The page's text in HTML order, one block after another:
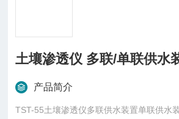
土壤渗透仪 多联/单联供水
产品简介
TST-55土壤渗透仪多联供水装置单联供水